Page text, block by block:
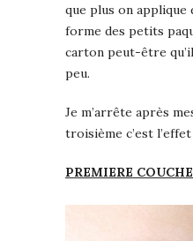
que plus on applique
forme des petits
carton peut-être
peu.
Je m’arrête après
troisième c’est
PREMIERE